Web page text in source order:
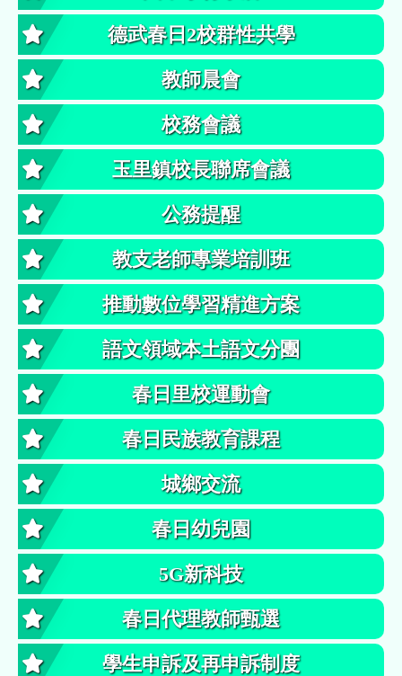
德武春日2校群性共學
教師晨會
校務會議
玉里鎮校長聯席會議
公務提醒
教支老師專業培訓班
推動數位學習精進方案
語文領域本土語文分團
春日里校運動會
春日民族教育課程
城鄉交流
春日幼兒園
5G新科技
春日代理教師甄選
學生申訴及再申訴制度